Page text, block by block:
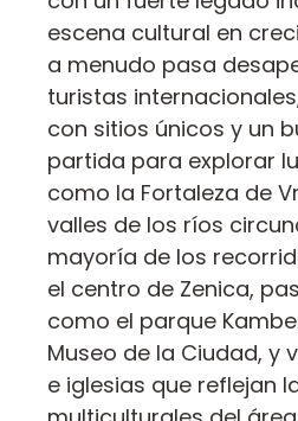
escena cultural en
a menudo pasa
turistas
con sitios únicos y un
partida para explorar
como la Fortaleza de
valles de los ríos
mayoría de los
el centro de Zenica,
como el parque
Museo de la Ciudad, y
e iglesias que reflejan